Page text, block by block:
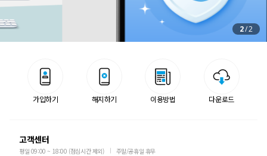
2/2
가입하기 해지하기 이용방법 다운로드
고객센터
평일 09:00 ~ 18:00 (점심시간 제외) 주말/공휴일 휴무